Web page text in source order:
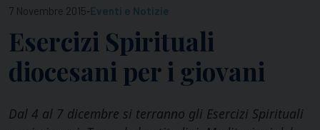
7 Novembre 2015-Eventi e Notizie
Esercizi Spirituali
diocesani per i giovani
Dal 4 al 7 dicembre si terranno gli Esercizi Spirituali